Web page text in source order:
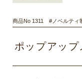
商品No 1311 #ノベルティ
ポップアップ